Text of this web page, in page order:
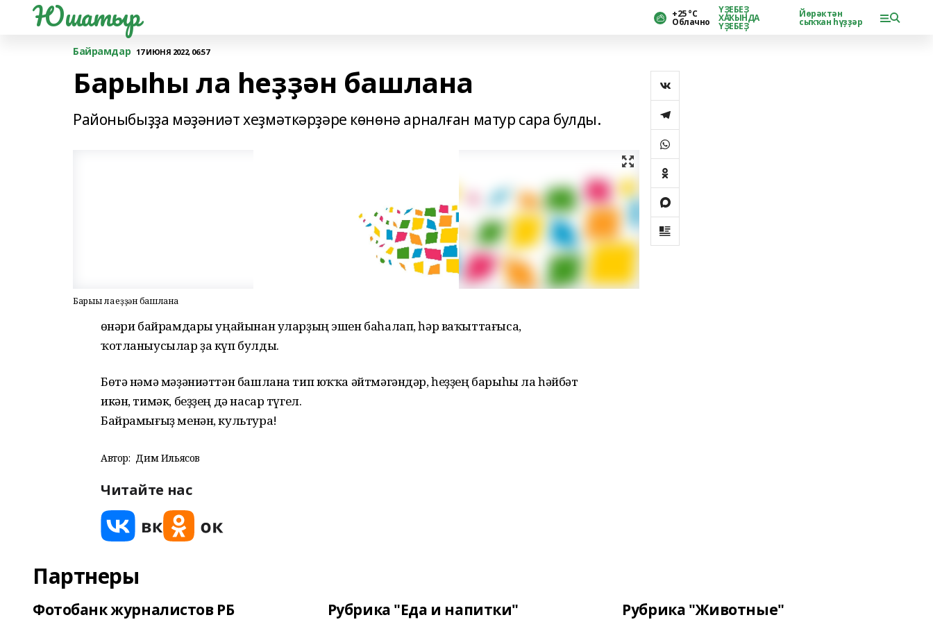
Юшатыр +25 °С
Облачно
ҮҘЕБЕҘ
ХАҠЫНДА
ҮҘЕБЕҘ
Йөрәктән
сыҡҡан һүҙҙәр
Байрамдар 17 ИЮНЯ 2022, 06:57
Барыһы ла һеҙҙән башлана
Районыбыҙҙа мәҙәниәт хеҙмәткәрҙәре көнөнә арналған матур сара булды.
Барыһы ла һеҙҙән башлана
Һөнәри байрамдары уңайынан уларҙың эшен баһалап, һәр ваҡыттағыса,
ҡотланыусылар ҙа күп булды.
Бөтә нәмә мәҙәниәттән башлана тип юҡҡа әйтмәгәндәр, һеҙҙең барыһы ла һәйбәт
икән, тимәк, беҙҙең дә насар түгел.
Байрамығыҙ менән, культура!
Автор: Дим Ильясов
Читайте нас
Партнеры
Фотобанк журналистов РБ Рубрика "Еда и напитки" Рубрика "Животные"